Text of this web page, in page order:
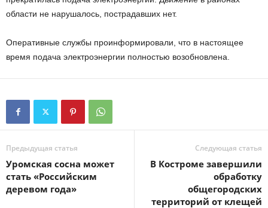
области не нарушалось, пострадавших нет.
Оперативные службы проинформировали, что в настоящее
время подача электроэнергии полностью возобновлена.
Предыдущая статья
Уромская сосна может
стать «Российским
деревом года»
Следующая статья
В Костроме завершили
обработку
общегородских
территорий от клещей